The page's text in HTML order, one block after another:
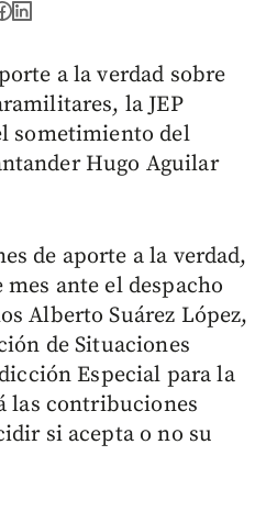
a la verdad sobre
la JEP
sometimiento del
Hugo Aguilar
de aporte a la verdad,
mes ante el despacho
Alberto Suárez López,
de Situaciones
Especial para la
las contribuciones
si acepta o no su